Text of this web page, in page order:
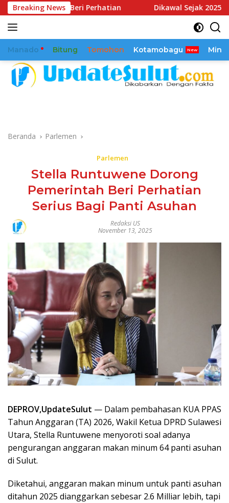
Langsung
ke
konten
Breaking News
Beri Perhatian Dikawal Sejak 2025, Reamly
Manado Bitung Tomohon Kotamobagu
Beranda Parlemen
Parlemen
Stella Runtuwene Dorong
Pemerintah Beri Perhatian
Serius Bagi Panti Asuhan
Redaksi US
November 13, 2025
DEPROV,UpdateSulut — Dalam pembahasan KUA PPAS
Tahun Anggaran (TA) 2026, Wakil Ketua DPRD Sulawesi
Utara, Stella Runtuwene menyoroti soal adanya
pengurangan anggaran makan minum 64 panti asuhan
di Sulut.
Diketahui, anggaran makan minum untuk panti asuhan
ditahun 2025 dianggarkan sebesar 2.6 Milliar lebih, tapi